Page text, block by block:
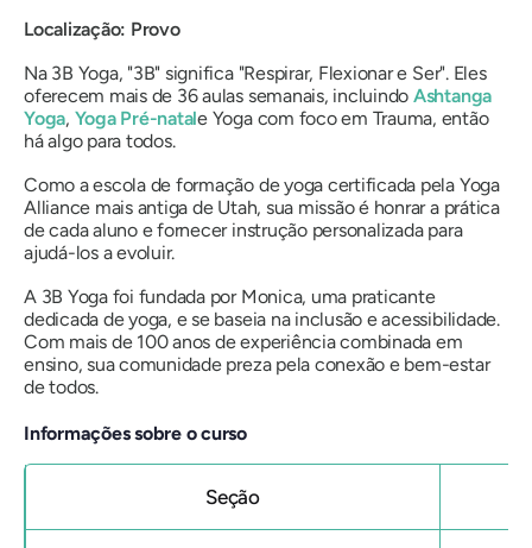
Localização: Provo
Na 3B Yoga, "3B" significa "Respirar, Flexionar e Ser". Eles
oferecem mais de 36 aulas semanais, incluindo Ashtanga
Yoga, Yoga Pré-natale Yoga com foco em Trauma, então
há algo para todos.
Como a escola de formação de yoga certificada pela Yoga
Alliance mais antiga de Utah, sua missão é honrar a prática
de cada aluno e fornecer instrução personalizada para
ajudá-los a evoluir.
A 3B Yoga foi fundada por Monica, uma praticante
dedicada de yoga, e se baseia na inclusão e acessibilidade.
Com mais de 100 anos de experiência combinada em
ensino, sua comunidade preza pela conexão e bem-estar
de todos.
Informações sobre o curso
Seção